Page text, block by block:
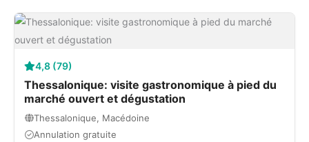
4,8 (79)
Thessalonique: visite gastronomique à pied du
marché ouvert et dégustation
Thessalonique, Macédoine
Annulation gratuite